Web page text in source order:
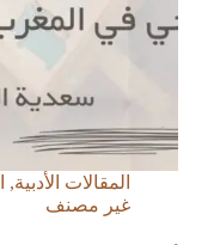
المقالات الأدبية,
غير مصنف